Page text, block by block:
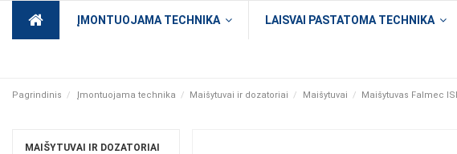
ĮMONTUOJAMA TECHNIKA LAISVAI PASTATOMA TECHNIKA
Pagrindinis Įmontuojama technika Maišytuvai ir dozatoriai Maišytuvai Maišytuvas Falmec
MAIŠYTUVAI IR DOZATORIAI